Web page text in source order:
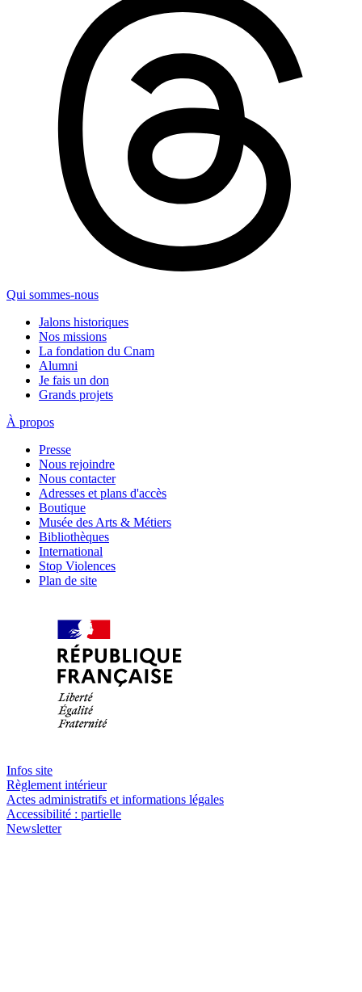
Qui sommes-nous
Jalons historiques
Nos missions
La fondation du Cnam
Alumni
Je fais un don
Grands projets
À propos
Presse
Nous rejoindre
Nous contacter
Adresses et plans d'accès
Boutique
Musée des Arts & Métiers
Bibliothèques
International
Stop Violences
Plan de site
Infos site
Règlement intérieur
Actes administratifs et informations légales
Accessibilité : partielle
Newsletter